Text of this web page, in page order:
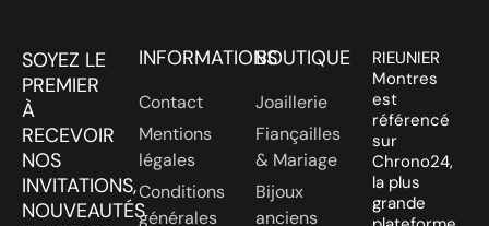
SOYEZ LE
PREMIER
À
RECEVOIR
NOS
INVITATIONS,
NOUVEAUTÉS
INFORMATIONS
Contact
Mentions
légales
Conditions
générales
BOUTIQUE
Joaillerie
Fiançailles
& Mariage
Bijoux
anciens
RIEUNIER
Montres
est
référencé
sur
Chrono24,
la plus
grande